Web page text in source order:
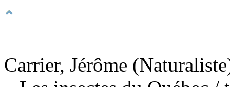
Carrier, Jérôme